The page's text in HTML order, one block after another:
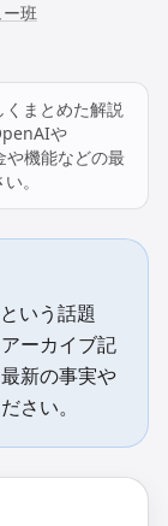
班
くまとめた解説
や
や機能などの最
。
いう話題
ーカイブ記
新の事実や
さい。